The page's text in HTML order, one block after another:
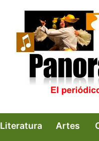
Literatura Artes